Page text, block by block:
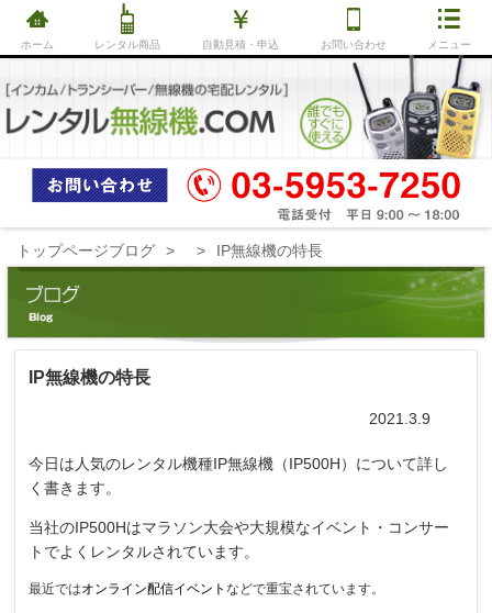
ホーム レンタル商品 自動見積・申込 お問い合わせ メニュー
トップページブログ IP無線機の特長
IP無線機の特長
2021.3.9
今日は人気のレンタル機種IP無線機（IP500H）について詳し
く書きます。
当社のIP500Hはマラソン大会や大規模なイベント・コンサー
トでよくレンタルされています。
最近ではオンライン配信イベントなどで重宝されています。